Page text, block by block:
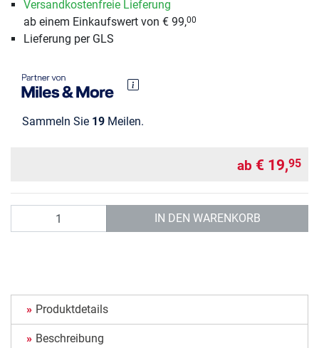
Versandkostenfreie Lieferung
ab einem Einkaufswert von € 99,00
Lieferung per GLS
Sammeln Sie 19 Meilen.
ab € 19,95
IN DEN WARENKORB
Produktdetails
Beschreibung